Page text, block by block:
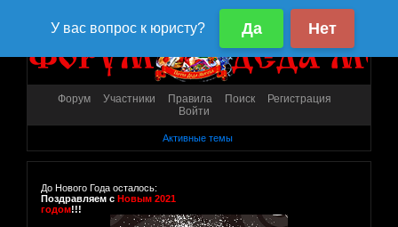
Форум Участники Правила Поиск
Регистрация
Войти
Активные темы
До Нового Года осталось:
Поздравляем с Новым 2021
годом!!!